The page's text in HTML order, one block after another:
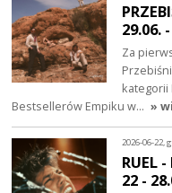
29.06.
Za
kategorii
Bestsellerów Empiku w… »
2026-06-22,
RUEL
22 -